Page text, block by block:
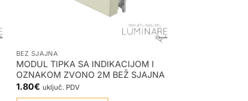
BEŽ SJAJNA
MODUL TIPKA SA INDIKACIJOM I
OZNAKOM ZVONO 2M BEŽ SJAJNA
1.80€ uključ. PDV